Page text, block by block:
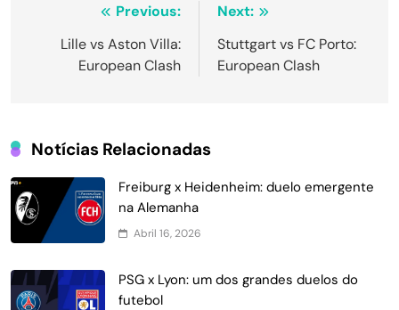
NavegaçãoPrevious:
Lille vs Aston Villa:
European Clash
Next:
Stuttgart vs FC Porto:
European Clash
Notícias Relacionadas
Freiburg x Heidenheim: duelo emergente
na Alemanha
Abril 16, 2026
PSG x Lyon: um dos grandes duelos do
futebol